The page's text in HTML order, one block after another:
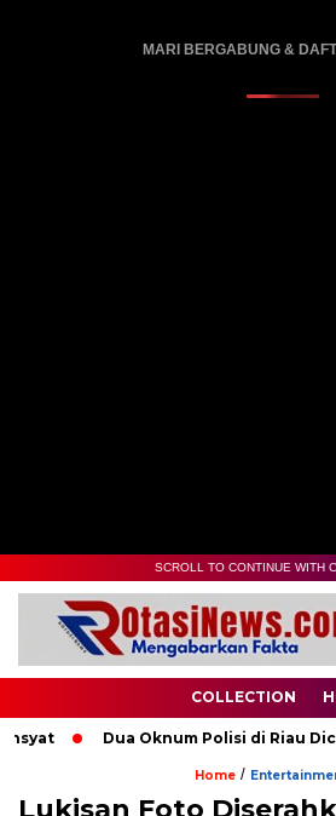
MARI BERGABUNG &
SCROLL TO CONTINUE WITH
COLLECTION
Dua Oknum Polisi di Riau
Home /